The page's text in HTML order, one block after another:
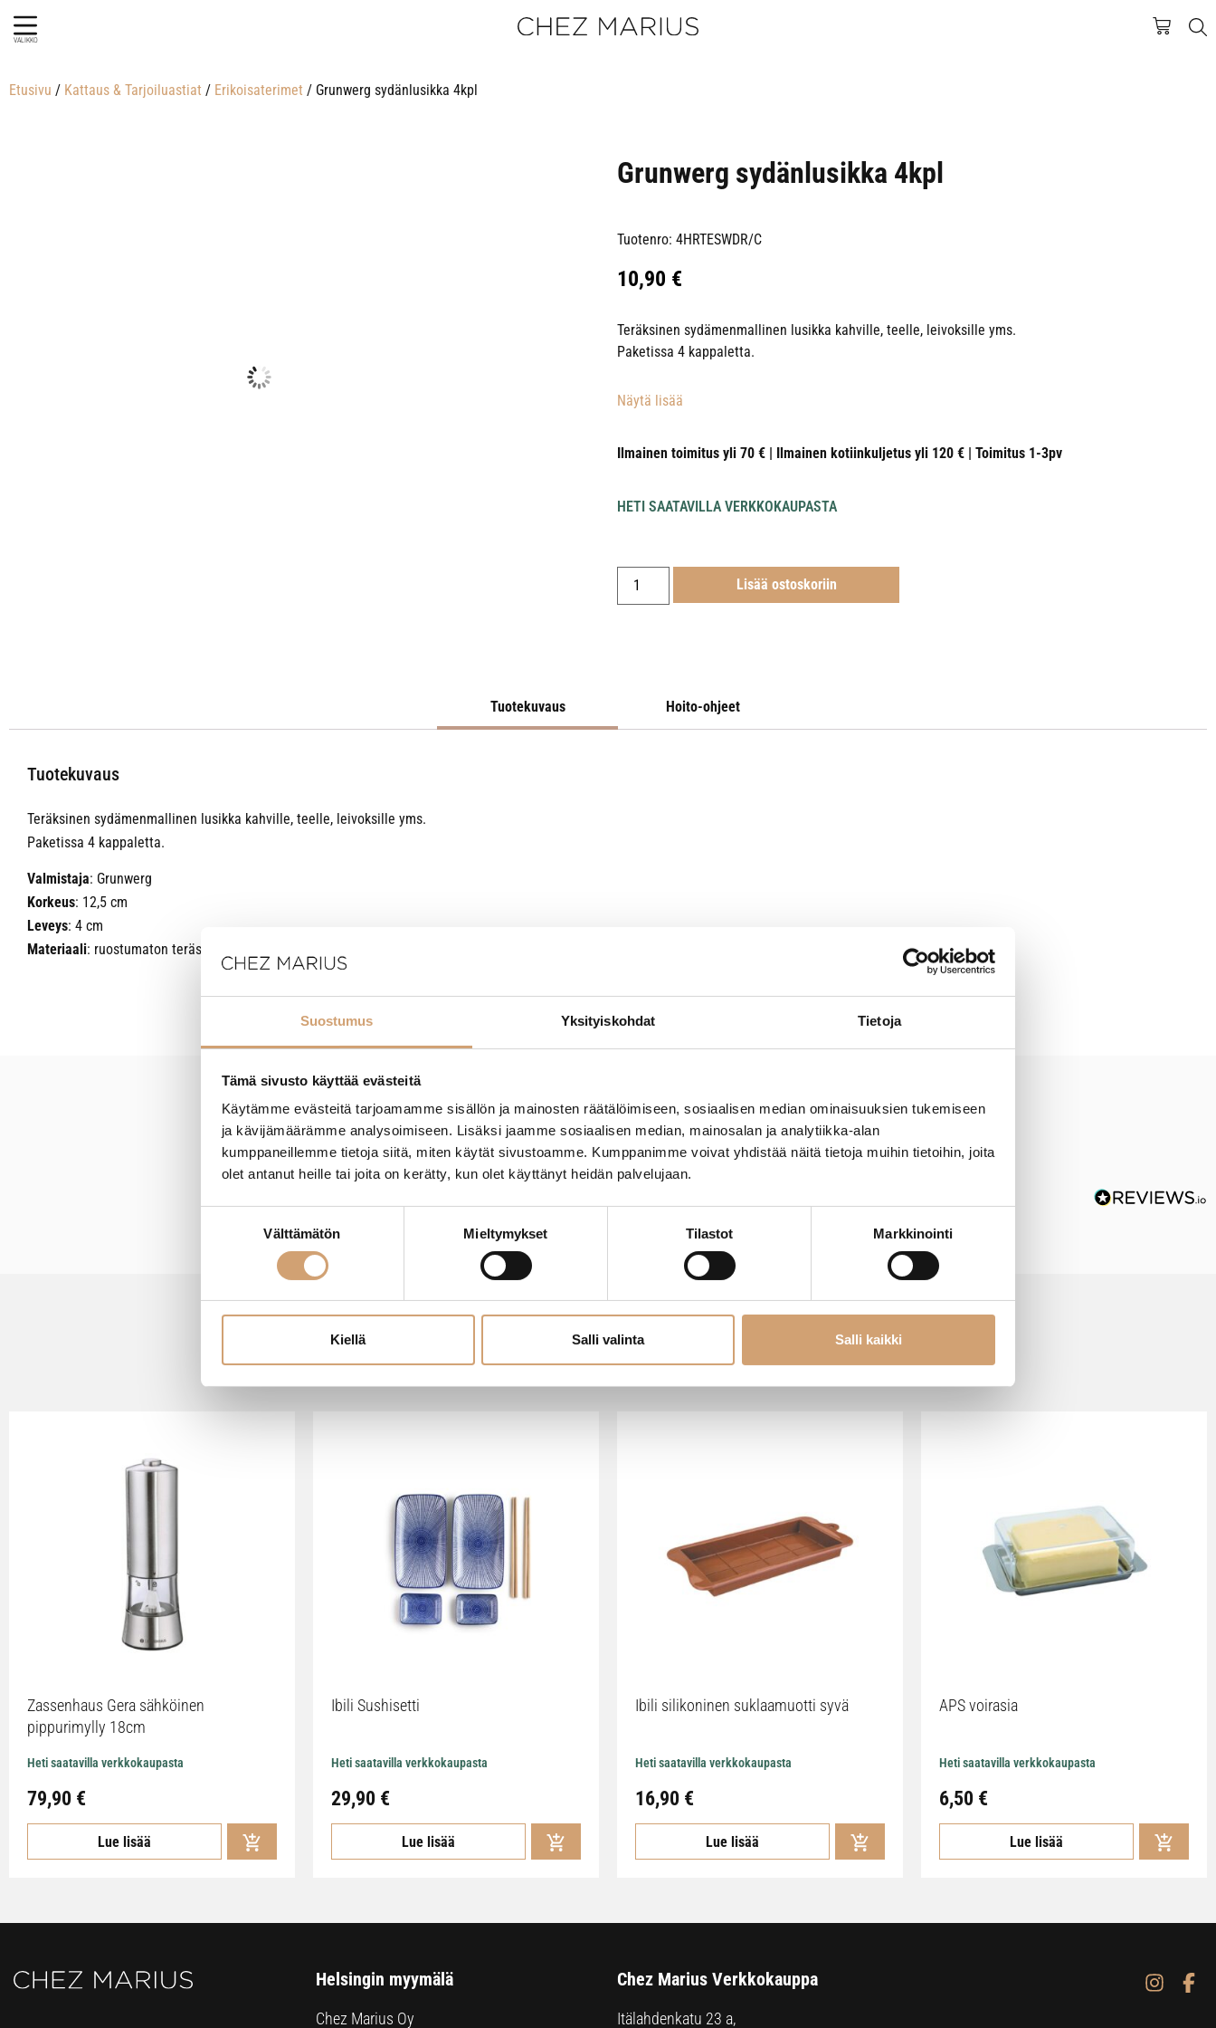
Suostumus Yksityiskohdat Tietoja
Tämä sivusto käyttää evästeitä
Käytämme evästeitä tarjoamamme sisällön ja mainosten räätälöimiseen, sosiaalisen median ominaisuuksien tukemiseen
ja kävijämäärämme analysoimiseen. Lisäksi jaamme sosiaalisen median, mainosalan ja analytiikka-alan
kumppaneillemme tietoja siitä, miten käytät sivustoamme. Kumppanimme voivat yhdistää näitä tietoja muihin tietoihin, joita
olet antanut heille tai joita on kerätty, kun olet käyttänyt heidän palvelujaan.
Välttämätön Mieltymykset Tilastot Markkinointi
Kiellä Salli valinta Salli kaikki
VALIKKO
Etusivu / Kattaus & Tarjoiluastiat / Erikoisaterimet / Grunwerg sydänlusikka 4kpl
Grunwerg sydänlusikka 4kpl
Tuotenro: 4HRTESWDR/C
10,90 €
Teräksinen sydämenmallinen lusikka kahville, teelle, leivoksille yms.
Paketissa 4 kappaletta.
Näytä lisää
Ilmainen toimitus yli 70 € | Ilmainen kotiinkuljetus yli 120 € | Toimitus 1-3pv
HETI SAATAVILLA VERKKOKAUPASTA
Lisää ostoskoriin
Tuotekuvaus Hoito-ohjeet
Tuotekuvaus
Teräksinen sydämenmallinen lusikka kahville, teelle, leivoksille yms.
Paketissa 4 kappaletta.
Valmistaja: Grunwerg
Korkeus: 12,5 cm
Leveys: 4 cm
Materiaali: ruostumaton teräs
- Tuotteesta ei ole vielä arvosteluja -
Zassenhaus Gera sähköinen
pippurimylly 18cm
Heti saatavilla verkkokaupasta
79,90 €
Lue lisää
Ibili Sushisetti
Heti saatavilla verkkokaupasta
29,90 €
Lue lisää
Ibili silikoninen suklaamuotti syvä
Heti saatavilla verkkokaupasta
16,90 €
Lue lisää
APS voirasia
Heti saatavilla verkkokaupasta
6,50 €
Lue lisää
Helsingin myymälä
Chez Marius Oy
Chez Marius Verkkokauppa
Itälahdenkatu 23 a,